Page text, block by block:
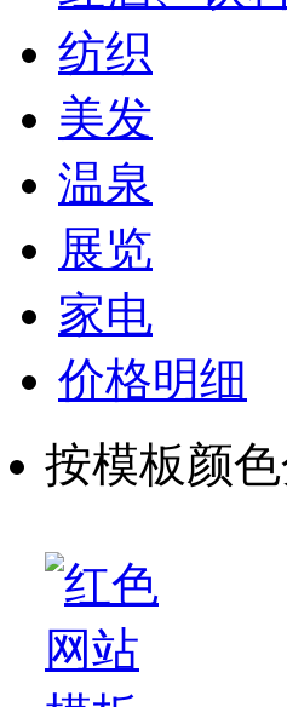
纺织
美发
温泉
展览
家电
价格明细
按模板颜